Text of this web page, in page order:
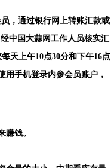
，通过银行网上转账汇款或
中国大蒜网工作人员核实汇
天上午10点30分和下午16点
用手机登录内参会员账户，
赚钱。